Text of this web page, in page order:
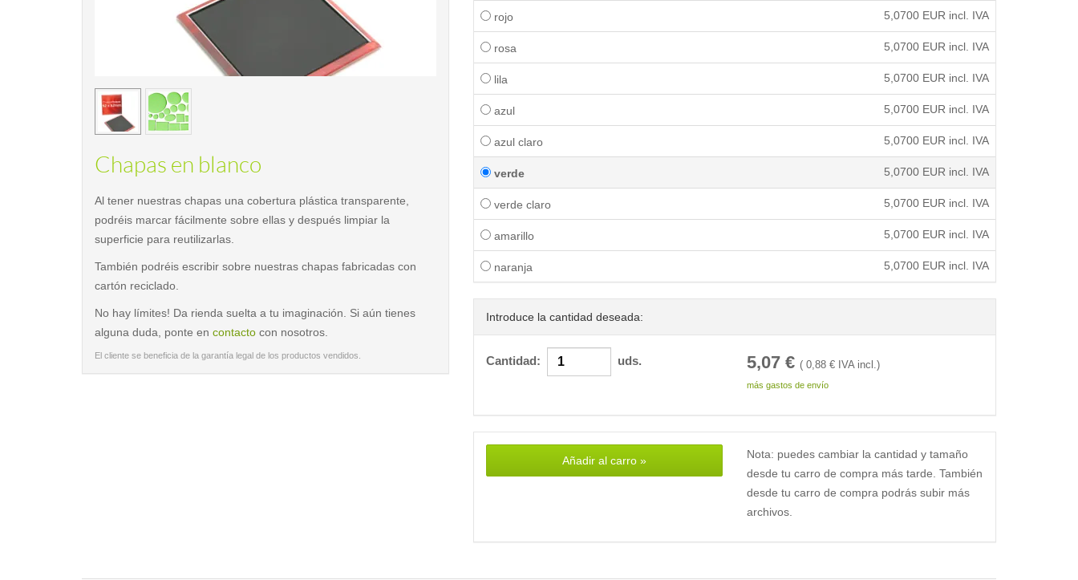
< /picture> < /picture>
Chapas en blanco
Al tener nuestras chapas una cobertura plástica transparente,
podréis marcar fácilmente sobre ellas y después limpiar la
superficie para reutilizarlas.
También podréis escribir sobre nuestras chapas fabricadas con
cartón reciclado.
No hay límites! Da rienda suelta a tu imaginación. Si aún tienes
alguna duda, ponte en contacto con nosotros.
El cliente se beneficia de la garantía legal de los productos vendidos.
rojo 5,0700 EUR incl. IVA
rosa 5,0700 EUR incl. IVA
lila 5,0700 EUR incl. IVA
azul 5,0700 EUR incl. IVA
azul claro 5,0700 EUR incl. IVA
verde 5,0700 EUR incl. IVA
verde claro 5,0700 EUR incl. IVA
amarillo 5,0700 EUR incl. IVA
naranja 5,0700 EUR incl. IVA
Introduce la cantidad deseada:
Cantidad: uds. 5,07€ ( 0,88€ IVA incl.)
más gastos de envío
Añadir al carro »
Nota: puedes cambiar la cantidad y tamaño
desde tu carro de compra más tarde. También
desde tu carro de compra podrás subir más
archivos.